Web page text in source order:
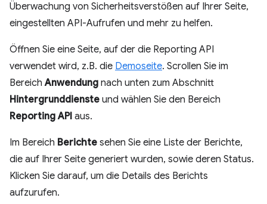
Überwachung von Sicherheitsverstößen auf Ihrer Seite,
eingestellten API-Aufrufen und mehr zu helfen.
Öffnen Sie eine Seite, auf der die Reporting API
verwendet wird, z.B. die Demoseite. Scrollen Sie im
BereichAnwendung nach unten zum Abschnitt
Hintergrunddienste und wählen Sie den Bereich
Reporting API aus.
Im Bereich Berichte sehen Sie eine Liste der Berichte,
die auf Ihrer Seite generiert wurden, sowie deren Status.
Klicken Sie darauf, um die Details des Berichts
aufzurufen.